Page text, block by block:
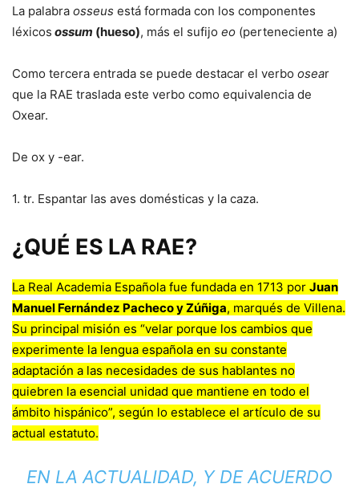
La palabra osseus está formada con los componentes
léxicos ossum (hueso), más el sufijo eo (perteneciente a)
Como tercera entrada se puede destacar el verbo osear
que la RAE traslada este verbo como equivalencia de
Oxear.
De ox y -ear.
1. tr. Espantar las aves domésticas y la caza.
¿QUÉ ES LA RAE?
La Real Academia Española fue fundada en 1713 por Juan
Manuel Fernández Pacheco y Zúñiga, marqués de Villena.
Su principal misión es “velar porque los cambios que
experimente la lengua española en su constante
adaptación a las necesidades de sus hablantes no
quiebren la esencial unidad que mantiene en todo el
ámbito hispánico”, según lo establece el artículo de su
actual estatuto.
EN LA ACTUALIDAD, Y DE ACUERDO